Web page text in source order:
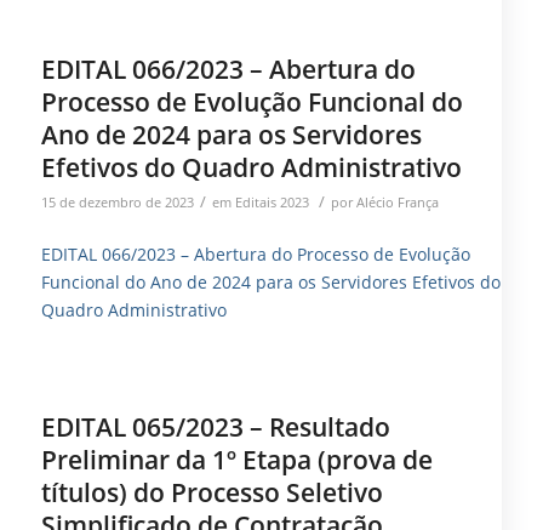
EDITAL 066/2023 – Abertura do
Processo de Evolução Funcional do
Ano de 2024 para os Servidores
Efetivos do Quadro Administrativo
15 de dezembro de 2023 / em Editais 2023 / porAlécio França
EDITAL 066/2023 – Abertura do Processo de Evolução
Funcional do Ano de 2024 para os Servidores Efetivos do
Quadro Administrativo
EDITAL 065/2023 – Resultado
Preliminar da 1º Etapa (prova de
títulos) do Processo Seletivo